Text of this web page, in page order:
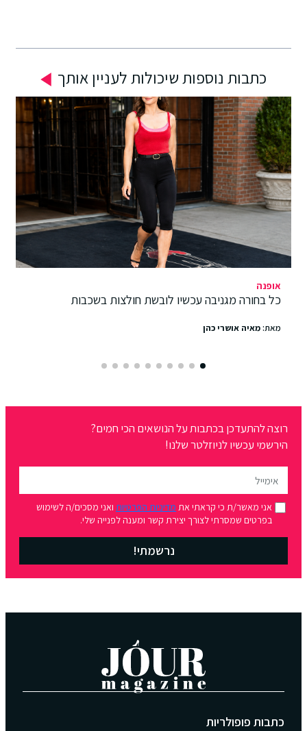
כתבות נוספות שיכולות לעניין אותך
אופנה
כל בחורה מגניבה עכשיו לובשת חולצות בשכבות
מאת:מאיה אושרי כהן
רוצה להתעדכן בכתבות על הנושאים הכי חמים?
הירשמי עכשיו לניוזלטר שלנו!
אני מאשר/ת כי קראתי אתמדיניות הפרטיותואני מסכים/ה לשימוש
בפרטים שמסרתי לצורך יצירת קשר ומענה לפנייה שלי.
נרשמתי!
כתבות פופולריות